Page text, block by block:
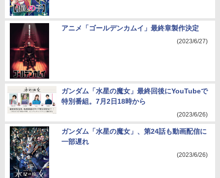
アニメ「ゴールデンカムイ」最終章製作決定
(2023/6/27)
ガンダム「水星の魔女」最終回後にYouTubeで
特別番組。7月2日18時から
(2023/6/26)
ガンダム「水星の魔女」、第24話も動画配信に
一部遅れ
(2023/6/26)